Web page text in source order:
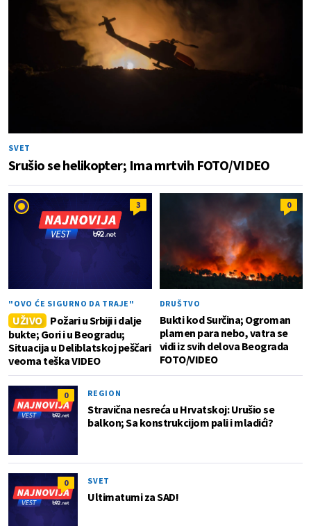
SVET
Srušio se helikopter; Ima mrtvih FOTO/VIDEO
3
"OVO ĆE SIGURNO DA TRAJE"
UŽIVO
Požari u Srbiji i dalje
bukte; Gori i u Beogradu;
Situacija u Deliblatskoj peščari
veoma teška VIDEO
0
DRUŠTVO
Bukti kod Surčina; Ogroman
plamen para nebo, vatra se
vidi iz svih delova Beograda
FOTO/VIDEO
0 REGION
Stravična nesreća u Hrvatskoj: Urušio se
balkon; Sa konstrukcijom pali i mladići?
0 SVET
Ultimatumi za SAD!